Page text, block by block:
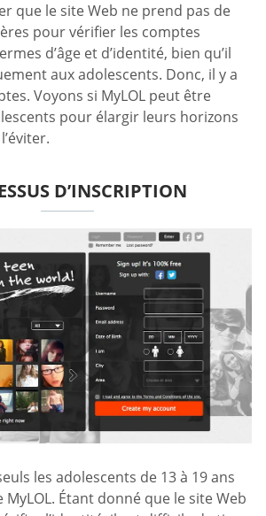
que le site Web ne prend pas de
pour vérifier les comptes
d’âge et d’identité, bien qu’il
aux adolescents. Donc, il y a
Voyons si MyLOL peut être
pour élargir leurs horizons
D’INSCRIPTION
les adolescents de 13 à 19 ans
Étant donné que le site Web